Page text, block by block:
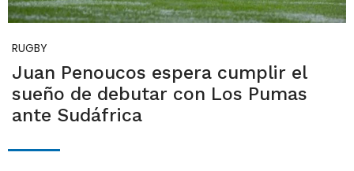
RUGBY
Juan Penoucos espera cumplir el
sueño de debutar con Los Pumas
ante Sudáfrica